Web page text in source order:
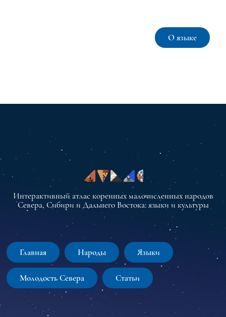
О языке
Интерактивный атлас коренных малочисленных народов
Севера, Сибири и Дальнего Востока: языки и культуры
Главная Народы Языки
Молодость Севера Статьи